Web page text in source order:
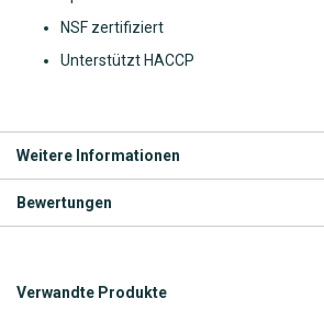
NSF zertifiziert
Unterstützt HACCP
Weitere Informationen
Bewertungen
Verwandte Produkte